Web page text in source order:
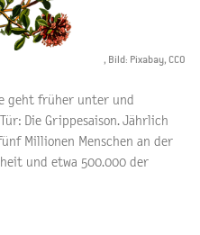
, Bild: Pixabay, CC0
geht früher unter und
Die Grippesaison. Jährlich
Millionen Menschen an der
und etwa 500.000 der